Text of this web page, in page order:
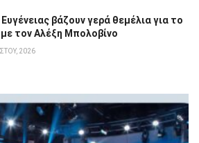
Ευγένειας βάζουν γερά θεμέλια για το
τον Αλέξη Μπολοβίνο
2026